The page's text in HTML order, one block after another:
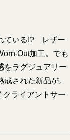
ている!? レザー
Out加工。でも
をラグジュアリー
された新品が。
クライアントサー